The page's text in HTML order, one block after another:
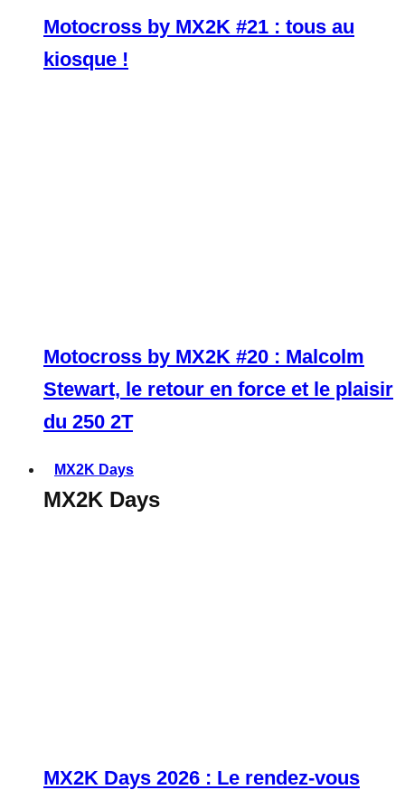
Motocross by MX2K #21 : tous au
kiosque !
Motocross by MX2K #20 : Malcolm
Stewart, le retour en force et le plaisir
du 250 2T
MX2K Days
MX2K Days
MX2K Days 2026 : Le rendez-vous